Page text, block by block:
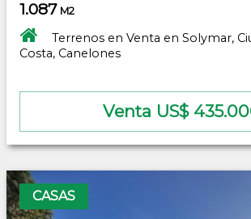
1.087 M2
Terrenos en Venta en Solymar,
Costa, Canelones
Venta US$
CASAS